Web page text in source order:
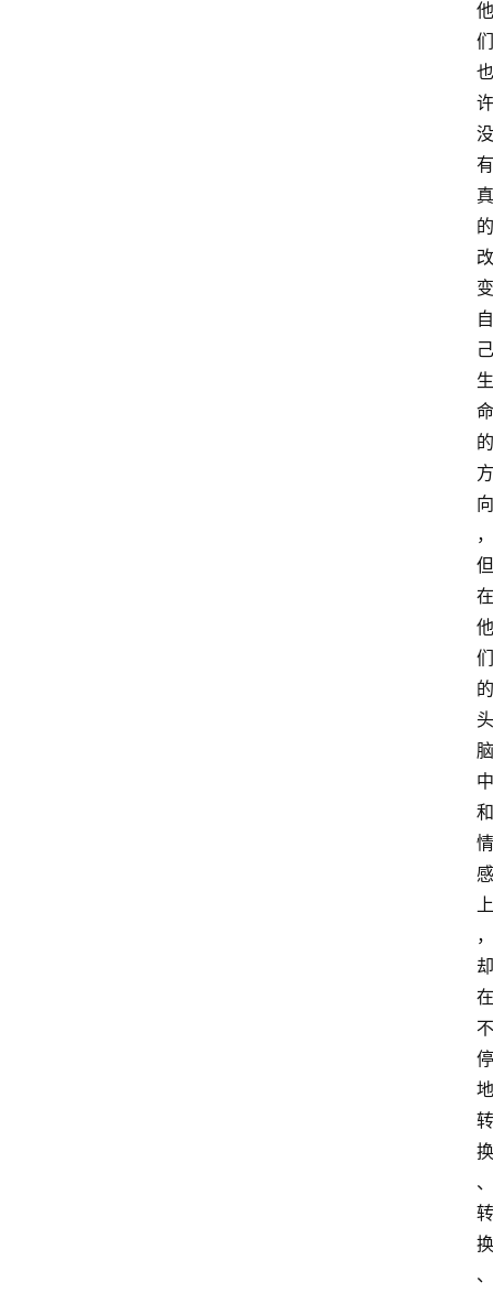
他
们
也
许
没
有
真
的
改
变
自
己
生
命
的
方
向
，
但
在
他
们
的
头
脑
中
和
情
感
上
，
却
在
不
停
地
转
换
、
转
换
、